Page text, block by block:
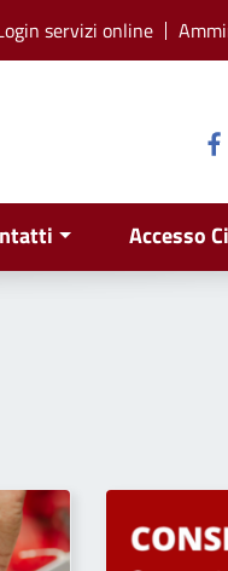
servizi online
Accesso